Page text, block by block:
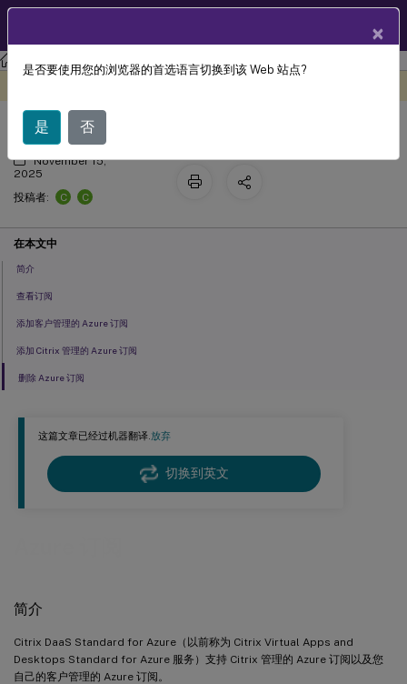
Citrix DaaS 适用于 Azure
这篇文章已经过机器翻译.放弃
切换到英文
简介
Citrix DaaS Standard for Azure（以前称为 Citrix Virtual Apps and
Desktops Standard for Azure 服务）支持 Citrix 管理的 Azure 订阅以及您
自己的客户管理的 Azure 订阅。
Azure 订阅
November 15,
2025
投稿者:
C C
在本文中
简介
查看订阅
添加客户管理的 Azure 订阅
添加 Citrix 管理的 Azure 订阅
删除 Azure 订阅
×
是否要使用您的浏览器的首选语言切换到该 Web 站点?
是 否